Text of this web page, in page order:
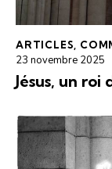
ARTICLES,
23 novembre 2025
Jésus, un roi